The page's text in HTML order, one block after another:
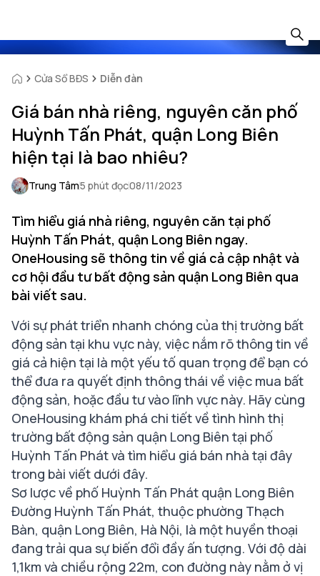
Cửa Sổ BĐS Diễn đàn
Giá bán nhà riêng, nguyên căn phố
Huỳnh Tấn Phát, quận Long Biên
hiện tại là bao nhiêu?
Trung Tâm5 phút đọc08/11/2023
Tìm hiểu giá nhà riêng, nguyên căn tại phố
Huỳnh Tấn Phát, quận Long Biên ngay.
OneHousing sẽ thông tin về giá cả cập nhật và
cơ hội đầu tư bất động sản quận Long Biên qua
bài viết sau.
Với sự phát triển nhanh chóng của thị trường bất
động sản tại khu vực này, việc nắm rõ thông tin về
giá cả hiện tại là một yếu tố quan trọng để bạn có
thể đưa ra quyết định thông thái về việc mua bất
động sản, hoặc đầu tư vào lĩnh vực này. Hãy cùng
OneHousing khám phá chi tiết về tình hình thị
trường bất động sản quận Long Biên tại phố
Huỳnh Tấn Phát và tìm hiểu giá bán nhà tại đây
trong bài viết dưới đây.
Sơ lược về phố Huỳnh Tấn Phát quận Long Biên
Đường Huỳnh Tấn Phát, thuộc phường Thạch
Bàn, quận Long Biên, Hà Nội, là một huyền thoại
đang trải qua sự biến đổi đầy ấn tượng. Với độ dài
1,1km và chiều rộng 22m, con đường này nằm ở vị